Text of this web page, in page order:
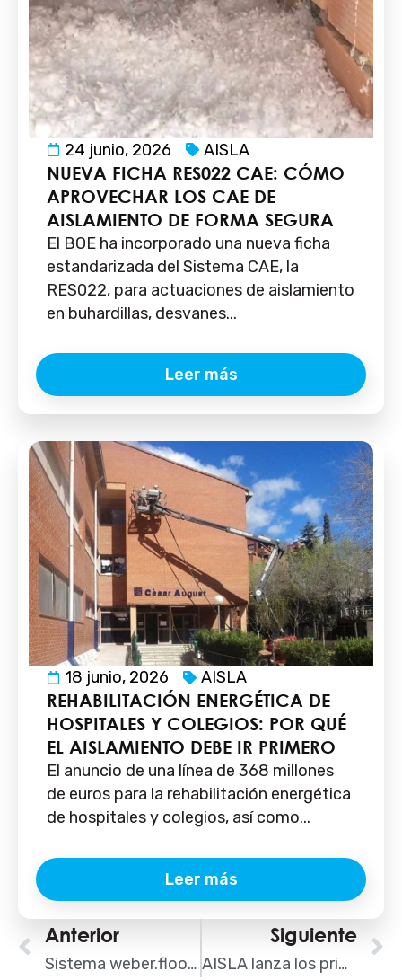
24 junio, 2026 AISLA
NUEVA FICHA RES022 CAE: CÓMO
APROVECHAR LOS CAE DE
AISLAMIENTO DE FORMA SEGURA
El BOE ha incorporado una nueva ficha
estandarizada del Sistema CAE, la
RES022, para actuaciones de aislamiento
en buhardillas, desvanes...
Leer más
18 junio, 2026 AISLA
REHABILITACIÓN ENERGÉTICA DE
HOSPITALES Y COLEGIOS: POR QUÉ
EL AISLAMIENTO DEBE IR PRIMERO
El anuncio de una línea de 368 millones
de euros para la rehabilitación energética
de hospitales y colegios, así como...
Leer más
Ant
Anterior
Sistema weber.floor planimetric
Siguiente
AISLA lanza los primeros cursos para la obtención de la cualificación profesional de Instalador y Especialista en Instalación de aislante térmico de la Marca SI.